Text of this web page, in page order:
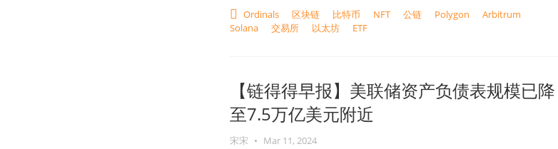
Ordinals 区块链 比特币 NFT 公链 Polygon
Arbitrum
Solana
交易所 以太坊 ETF
【链得得早报】美联储资产负债表规模已降
至7.5万亿美元附近
宋宋 • Mar 11, 2024